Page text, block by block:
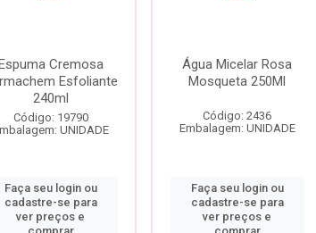
Cremosa
Esfoliante
240ml
Código: 19790
UNIDADE
Faça seu login ou
cadastre-se para
ver preços e
Água Micelar Rosa
Mosqueta 250Ml
Código: 2436
Embalagem: UNIDADE
Faça seu login ou
cadastre-se para
ver preços e